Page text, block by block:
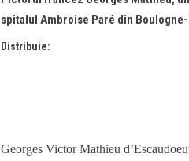
spitalul Ambroise Paré din
Distribuie:
Georges Victor Mathieu